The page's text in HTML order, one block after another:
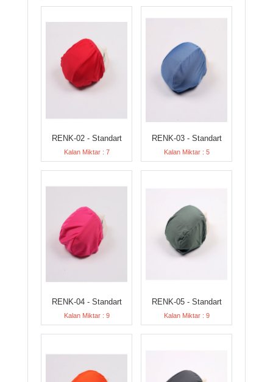
RENK-02 - Standart
Kalan Miktar : 7
RENK-03 - Standart
Kalan Miktar : 5
RENK-04 - Standart
Kalan Miktar : 9
RENK-05 - Standart
Kalan Miktar : 9